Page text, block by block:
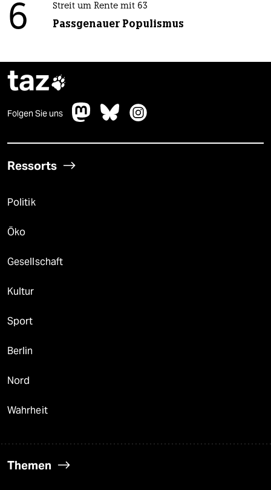
6 Streit um Rente mit 63
Passgenauer Populismus
taz
Folgen Sie uns
Ressorts
Politik
Öko
Gesellschaft
Kultur
Sport
Berlin
Nord
Wahrheit
Themen